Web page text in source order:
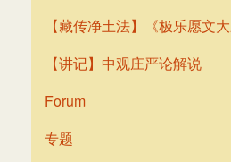
【藏传净土法】《极乐愿文
【讲记】中观庄严论解说
Forum
专题